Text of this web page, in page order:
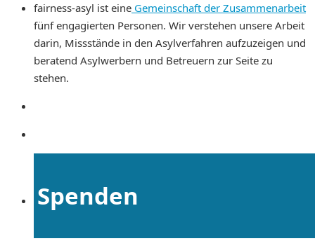
fairness-asyl ist eine Gemeinschaft der Zusammenarbeit
fünf engagierten Personen. Wir verstehen unsere Arbeit
darin, Missstände in den Asylverfahren aufzuzeigen und
beratend Asylwerbern und Betreuern zur Seite zu
stehen.
Spenden